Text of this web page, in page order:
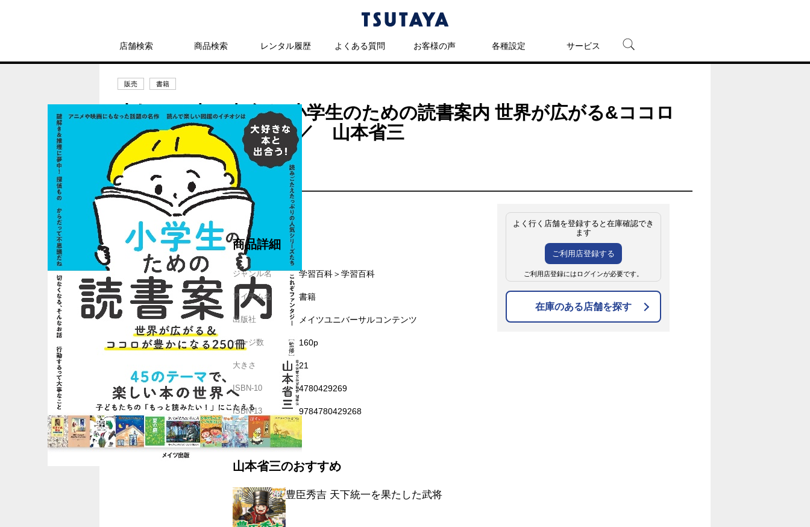
店舗検索 商品検索 レンタル履歴 よくある質問 お客様の声 各種設定 サービス
TSUTAYAプレミアムNEXT
販売 書籍
大好きな本と出合う!小学生のための読書案内 世界が広がる&ココロ
が豊かになる250冊 ／ 山本省三
1,980円
発売日：2024年7月29日
商品詳細
ジャンル名 学習百科＞学習百科
アイテム名 書籍
出版社 メイツユニバーサルコンテンツ
ページ数 160p
大きさ 21
ISBN-10 4780429269
ISBN-13 9784780429268
山本省三のおすすめ
豊臣秀吉 天下統一を果たした武将
よく行く店舗を登録すると在庫確認でき
ます
ご利用店登録する
ご利用店登録にはログインが必要です。
在庫のある店舗を探す